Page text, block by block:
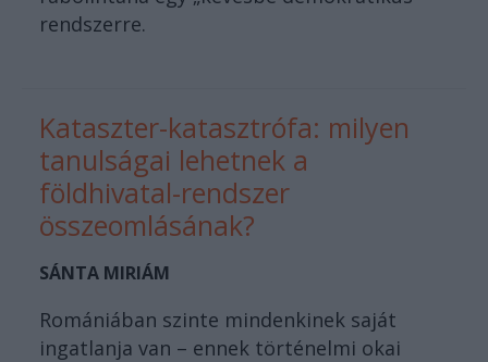
rendszerre.
Kataszter-katasztrófa: milyen
tanulságai lehetnek a
földhivatal-rendszer
összeomlásának?
SÁNTA MIRIÁM
Romániában szinte mindenkinek saját
ingatlanja van – ennek történelmi okai